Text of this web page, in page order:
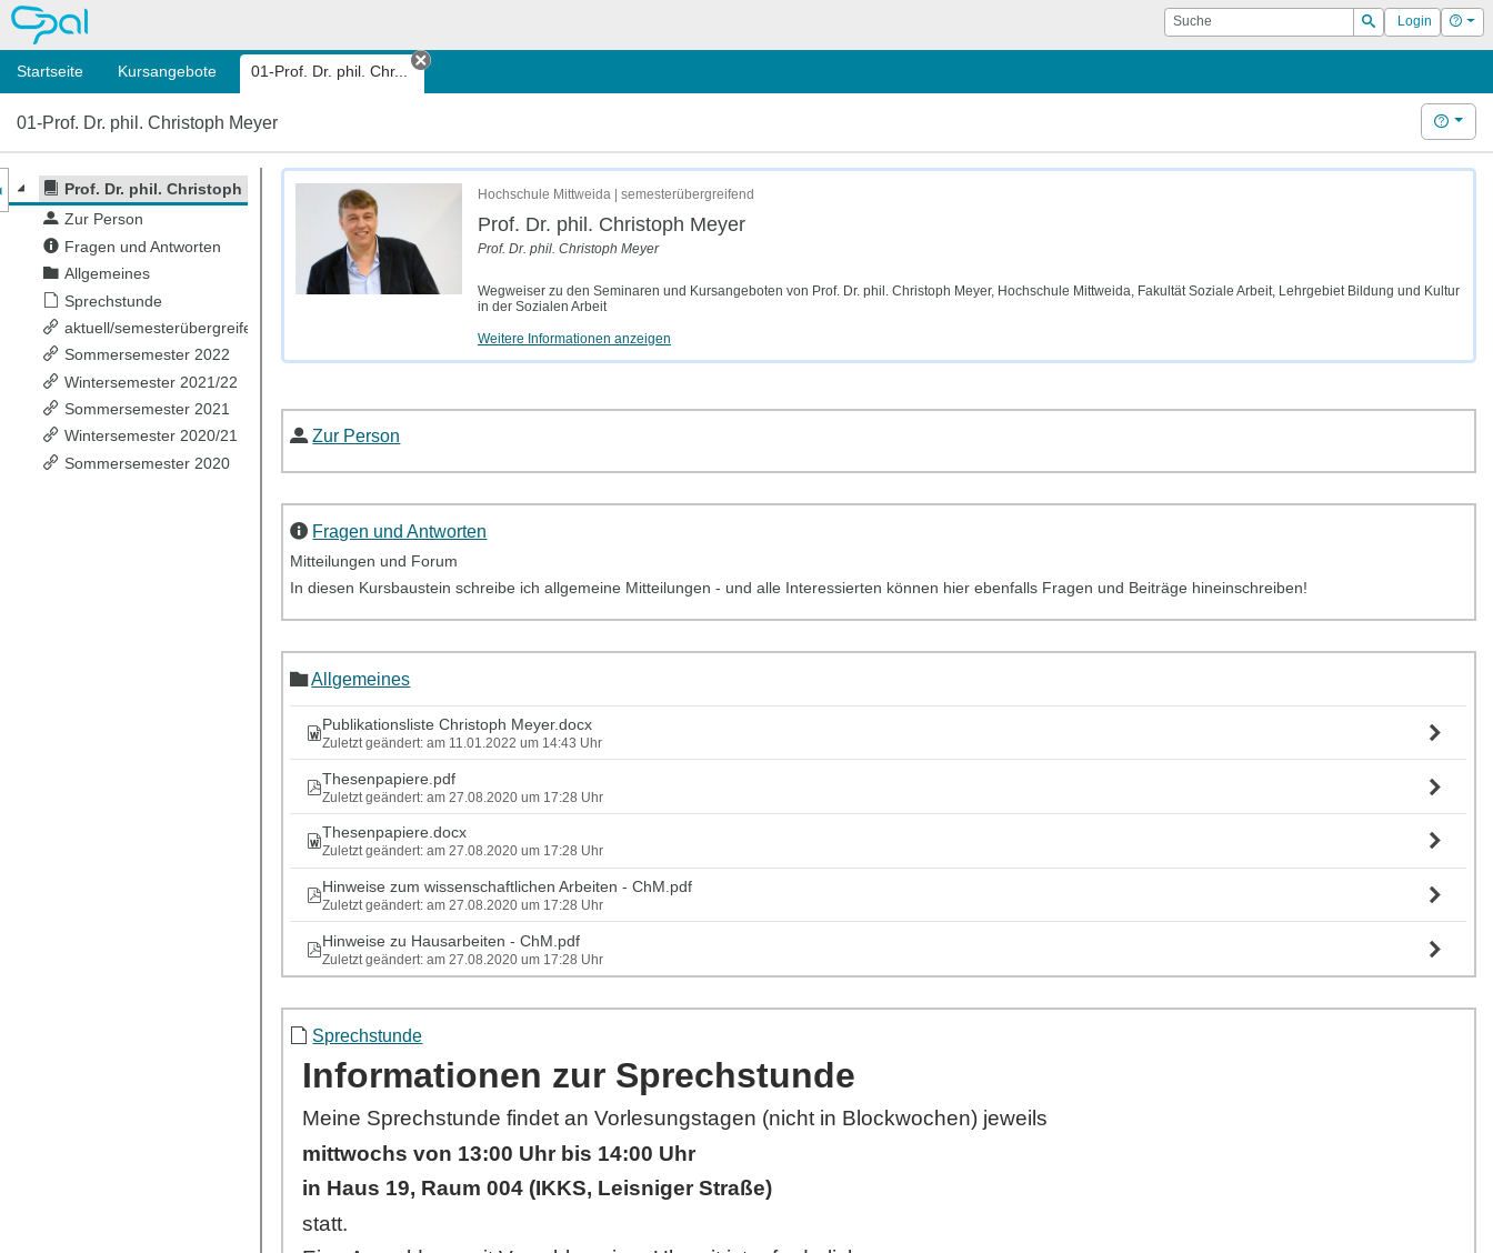
OPAL Suche
Suchen
Login Hilfe
Startseite Kursangebote 01-Prof. Dr. phil. Chr...
Tab schließen
01-Prof. Dr. phil. Christoph Meyer Hilfe
Prof. Dr. phil. Christoph Meyer
Zur Person
Fragen und Antworten
Allgemeines
Sprechstunde
aktuell/semesterübergreifend
Sommersemester 2022
Wintersemester 2021/22
Sommersemester 2021
Wintersemester 2020/21
Sommersemester 2020
des Kursmenüs
Hochschule Mittweida | semesterübergreifend
Prof. Dr. phil. Christoph Meyer
Prof. Dr. phil. Christoph Meyer
Wegweiser zu den Seminaren und Kursangeboten von Prof. Dr. phil. Christoph Meyer, Hochschule Mittweida, Fakultät Soziale Arbeit, Lehrgebiet Bildung und Kultur
in der Sozialen Arbeit
Weitere Informationen anzeigen
Zur Person
Fragen und Antworten
Mitteilungen und Forum
In diesen Kursbaustein schreibe ich allgemeine Mitteilungen - und alle Interessierten können hier ebenfalls Fragen und Beiträge hineinschreiben!
Allgemeines
Publikationsliste Christoph Meyer.docx
Zuletzt geändert: am 11.01.2022 um 14:43 Uhr
Thesenpapiere.pdf
Zuletzt geändert: am 27.08.2020 um 17:28 Uhr
Thesenpapiere.docx
Zuletzt geändert: am 27.08.2020 um 17:28 Uhr
Hinweise zum wissenschaftlichen Arbeiten - ChM.pdf
Zuletzt geändert: am 27.08.2020 um 17:28 Uhr
Hinweise zu Hausarbeiten - ChM.pdf
Zuletzt geändert: am 27.08.2020 um 17:28 Uhr
Sprechstunde